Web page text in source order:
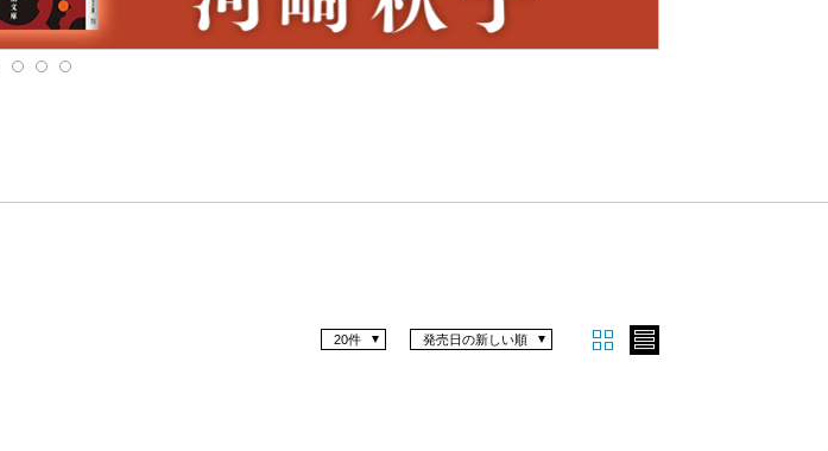
発売日の新しい順
20件